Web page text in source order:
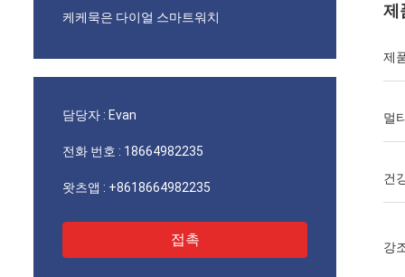
케케묵은 다이얼 스마트워치
담당자 : Evan
전화 번호 : 18664982235
왓츠앱 : +8618664982235
접촉
제
제
멀
건
강